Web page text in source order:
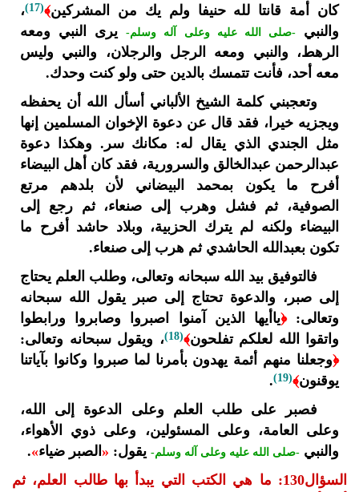
كان أمة قانتا لله حنيفا ولم يك من المشركين﴾(17)
،
والنبي-صلى الله عليه وعلى آله وسلم-يرى النبي ومعه
الرهط، والنبي ومعه الرجل والرجلان، والنبي وليس
معه أحد، فأنت تتمسك بالدين حتى ولو كنت وحدك.
وتعجبني كلمة الشيخ الألباني أسأل الله أن يحفظه
ويجزيه خيرا، فقد قال عن دعوة الإخوان المسلمين إنها
مثل الجندي الذي يقال له: مكانك سر. وهكذا دعوة
عبدالرحمن عبدالخالق والسرورية، فقد كان أهل البيضاء
أفرح ما يكون بمحمد البيضاني لأن بلدهم مرتع
الصوفية، ثم فشل وهرب إلى صنعاء، ثم رجع إلى
البيضاء ولكنه لم يترك الحزبية، وبلاد حاشد أفرح ما
تكون بعبدالله الحاشدي ثم هرب إلى صنعاء.
فالتوفيق بيد الله سبحانه وتعالى، وطلب العلم يحتاج
إلى صبر، والدعوة تحتاج إلى صبر يقول الله سبحانه
وتعالى:﴿ياأيها الذين آمنوا اصبروا وصابروا ورابطوا
واتقوا الله لعلكم تفلحون﴾(18)
، ويقول سبحانه وتعالى:
﴿وجعلنا منهم أئمة يهدون بأمرنا لما صبروا وكانوا بآياتنا
يوقنون﴾(19)
.
فصبر على طلب العلم وعلى الدعوة إلى الله،
وعلى العامة، وعلى المسئولين، وعلى ذوي الأهواء،
والنبي -صلى الله عليه وعلى آله وسلم- يقول: « الصبر ضياء»
.
السؤال130: ما هي الكتب التي يبدأ بها طالب العلم، ثم